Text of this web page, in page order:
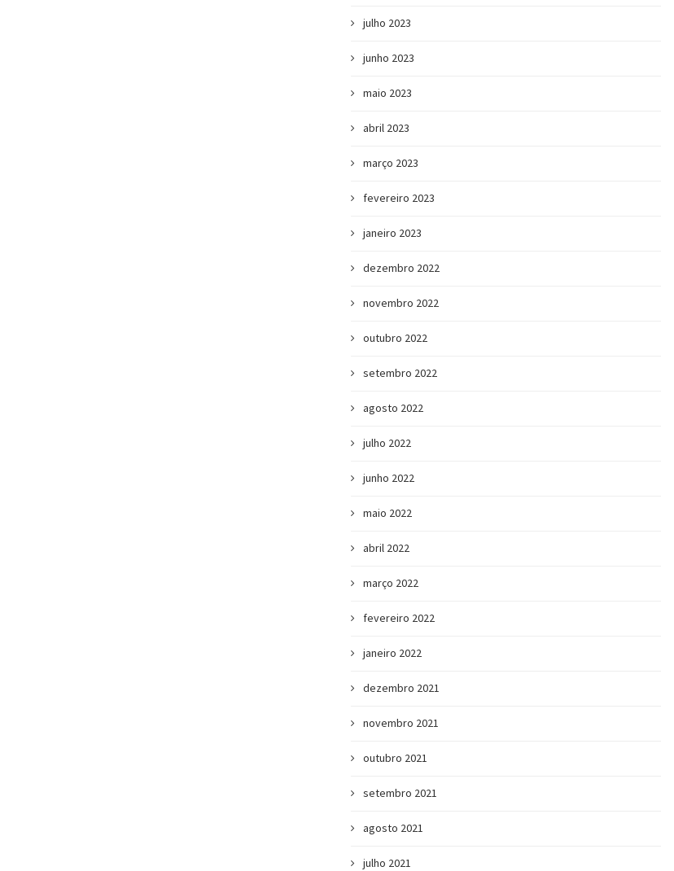
julho 2023
junho 2023
maio 2023
abril 2023
março 2023
fevereiro 2023
janeiro 2023
dezembro 2022
novembro 2022
outubro 2022
setembro 2022
agosto 2022
julho 2022
junho 2022
maio 2022
abril 2022
março 2022
fevereiro 2022
janeiro 2022
dezembro 2021
novembro 2021
outubro 2021
setembro 2021
agosto 2021
julho 2021